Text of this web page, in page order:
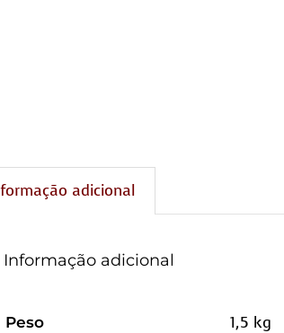
adicional
Informação adicional
Peso 1,5 kg